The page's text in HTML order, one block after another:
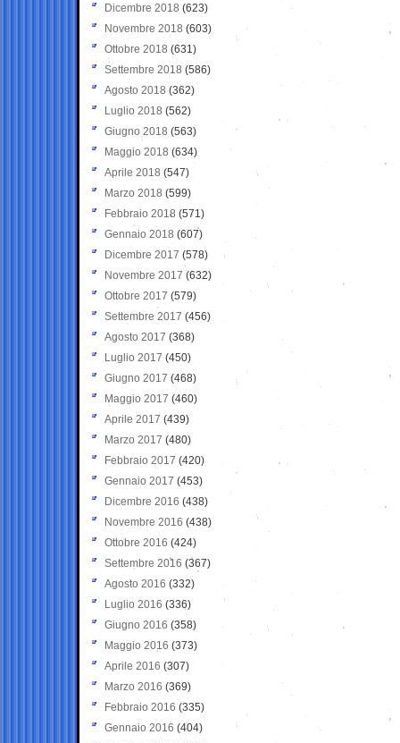
Dicembre 2018 (623)
Novembre 2018 (603)
Ottobre 2018 (631)
Settembre 2018 (586)
Agosto 2018 (362)
Luglio 2018 (562)
Giugno 2018 (563)
Maggio 2018 (634)
Aprile 2018 (547)
Marzo 2018 (599)
Febbraio 2018 (571)
Gennaio 2018 (607)
Dicembre 2017 (578)
Novembre 2017 (632)
Ottobre 2017 (579)
Settembre 2017 (456)
Agosto 2017 (368)
Luglio 2017 (450)
Giugno 2017 (468)
Maggio 2017 (460)
Aprile 2017 (439)
Marzo 2017 (480)
Febbraio 2017 (420)
Gennaio 2017 (453)
Dicembre 2016 (438)
Novembre 2016 (438)
Ottobre 2016 (424)
Settembre 2016 (367)
Agosto 2016 (332)
Luglio 2016 (336)
Giugno 2016 (358)
Maggio 2016 (373)
Aprile 2016 (307)
Marzo 2016 (369)
Febbraio 2016 (335)
Gennaio 2016 (404)